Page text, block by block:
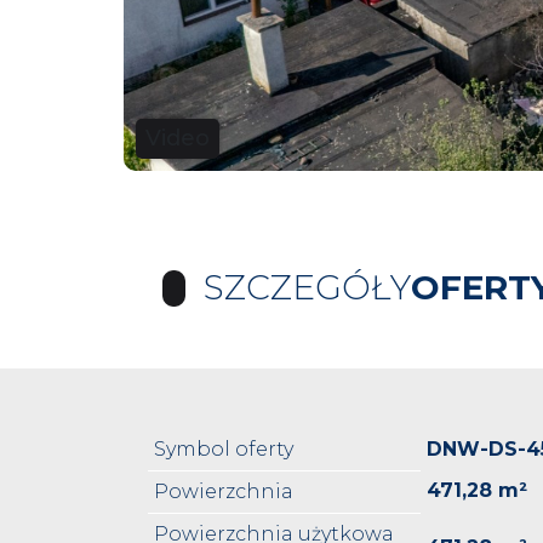
SZCZEGÓŁY
Symbol oferty
DNW-DS-
Powierzchnia
471,28 m²
Powierzchnia użytkowa